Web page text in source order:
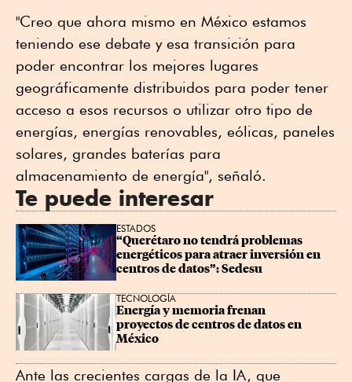
"Creo que ahora mismo en México estamos
teniendo ese debate y esa transición para
poder encontrar los mejores lugares
geográficamente distribuidos para poder tener
acceso a esos recursos o utilizar otro tipo de
energías, energías renovables, eólicas, paneles
solares, grandes baterías para
almacenamiento de energía", señaló.
Te puede interesar
ESTADOS
“Querétaro no tendrá problemas
energéticos para atraer inversión en
centros de datos”: Sedesu
TECNOLOGÍA
Energía y memoria frenan
proyectos de centros de datos en
México
Ante las crecientes cargas de la IA, que